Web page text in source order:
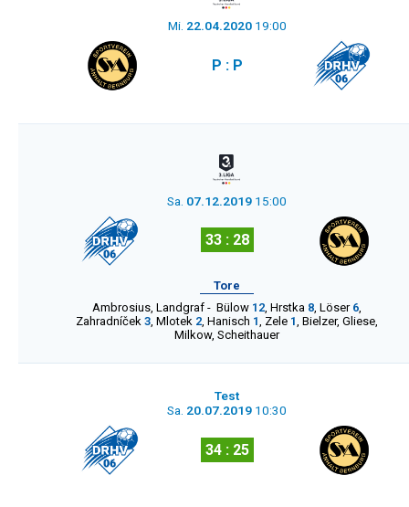
Mi. 22.04.2020 19:00
P : P
Sa. 07.12.2019 15:00
33 : 28
Tore
Ambrosius, Landgraf - Bülow 12, Hrstka 8, Löser 6,
Zahradníček 3, Mlotek 2, Hanisch 1, Zele 1, Bielzer, Gliese,
Milkow, Scheithauer
Sa. 20.07.2019 10:30
34 : 25
Test